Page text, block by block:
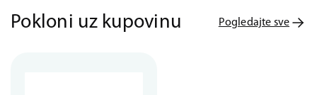
Pokloni uz kupovinu Pogledajte sve